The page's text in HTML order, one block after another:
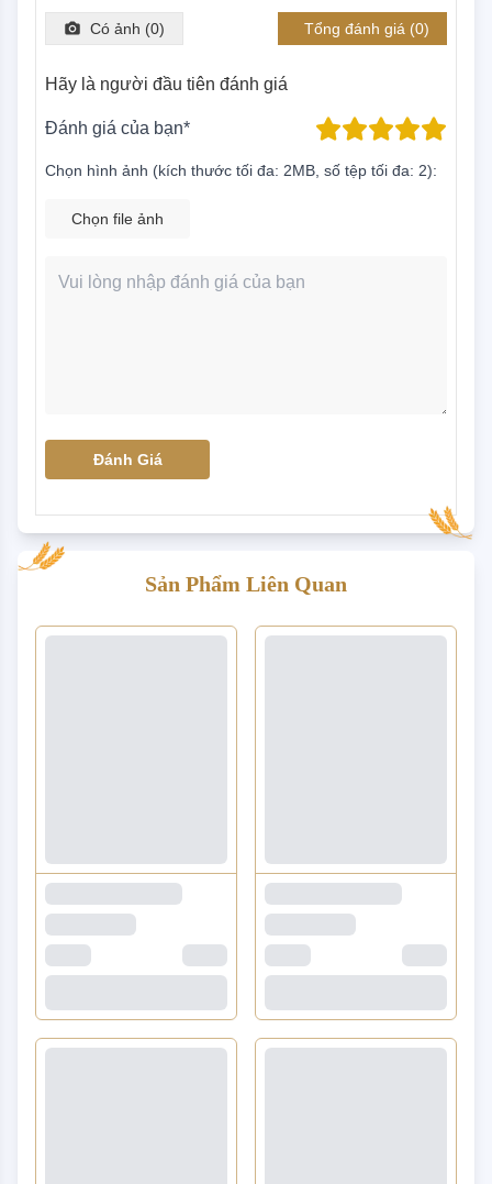
Có ảnh (0) Tổng đánh giá (0)
Hãy là người đầu tiên đánh giá
Đánh giá của bạn*
Chọn hình ảnh (kích thước tối đa: 2MB, số tệp tối đa: 2):
Chọn file ảnh
Đánh Giá
Sản Phẩm Liên Quan